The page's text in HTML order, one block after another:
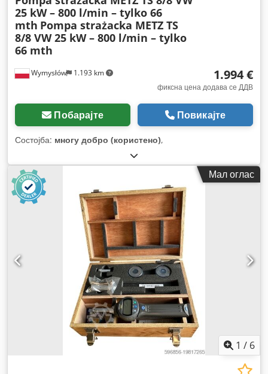
Wymysłów 1.193 km
25 kW – 800 l/min – tylko 66
mth Pompa strażacka METZ TS
8/8 VW 25 kW – 800 l/min – tylko
66 mth
1.994 €
фиксна цена додава се ДДВ
Побарајте Повикајте
Состојба: многу добро (користено),
Мал оглас
1 / 6